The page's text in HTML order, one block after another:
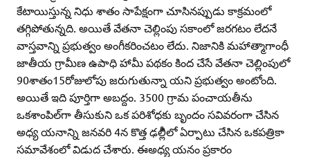
కేటాయిస్తున్న నిధు శాతం సాపేక్షంగా చూసినప్పుడు కాక్రమంలో
తగ్గిపోతున్నది. అయితే వేతనా చెల్లింపు సకాంలో జరగటం లేదనే
వాస్తవాన్ని ప్రభుత్వం అంగీకరించటం లేదు. నిజానికి మహాత్మాగాంధీ
జాతీయ గ్రామీణ ఉపాధి హామీ పథకం కింద చేసే వేతనా చెల్లింపులో
90శాతం15రోజులోపు జరుగుతున్నా యని ప్రభుత్వం అంటోంది.
అయితే ఇది పూర్తిగా అబద్దం. 3500 గ్రామ పంచాయతీను
ఒకశాంపిల్‌గా తీసుకుని ఒక పరిశోధకు బృందం సవివరంగా చేసిన
అధ్య యనాన్ని జనవరి 4న కొత్త ఢల్లీిలో ఏర్పాటు చేసిన ఒకపత్రికా
సమావేశంలో విడుద చేశారు. ఈఅధ్య యనం ప్రకారం